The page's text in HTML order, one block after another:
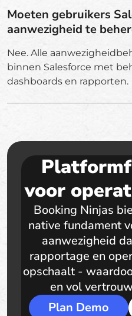
Moeten gebruikers
aanwezigheid te
Nee. Alle
binnen Salesforce met
dashboards en rapporten.
voor
Booking Ninjas
native fundament
aanwezigheid
rapportage en
opschaalt -
en vol
Plan Demo